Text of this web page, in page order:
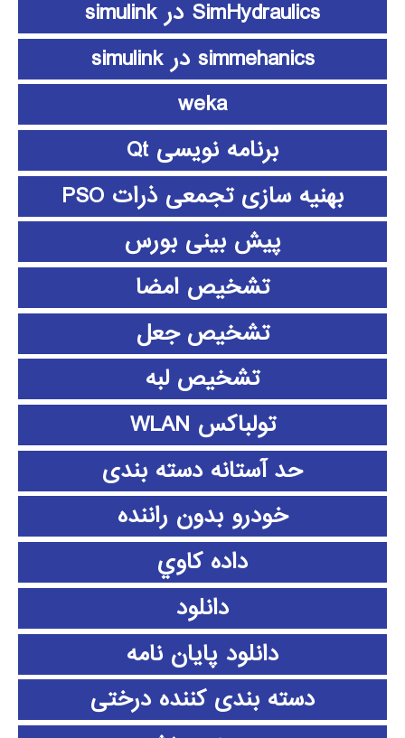
SimHydraulics در simulink
simmehanics در simulink
weka
برنامه نویسی Qt
بهنیه سازی تجمعی ذرات PSO
پیش بینی بورس
تشخیص امضا
تشخیص جعل
تشخیص لبه
تولباکس WLAN
حد آستانه دسته بندی
خودرو بدون راننده
داده كاوي
دانلود
دانلود پايان نامه
دسته بندی کننده درختی